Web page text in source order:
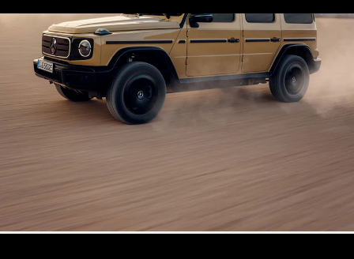
Kombi
CLA
Shooting
Brake
Elektromobil
CLA
Shooting
Brake
Terrain
Trieda E
kombi
Trieda E All-